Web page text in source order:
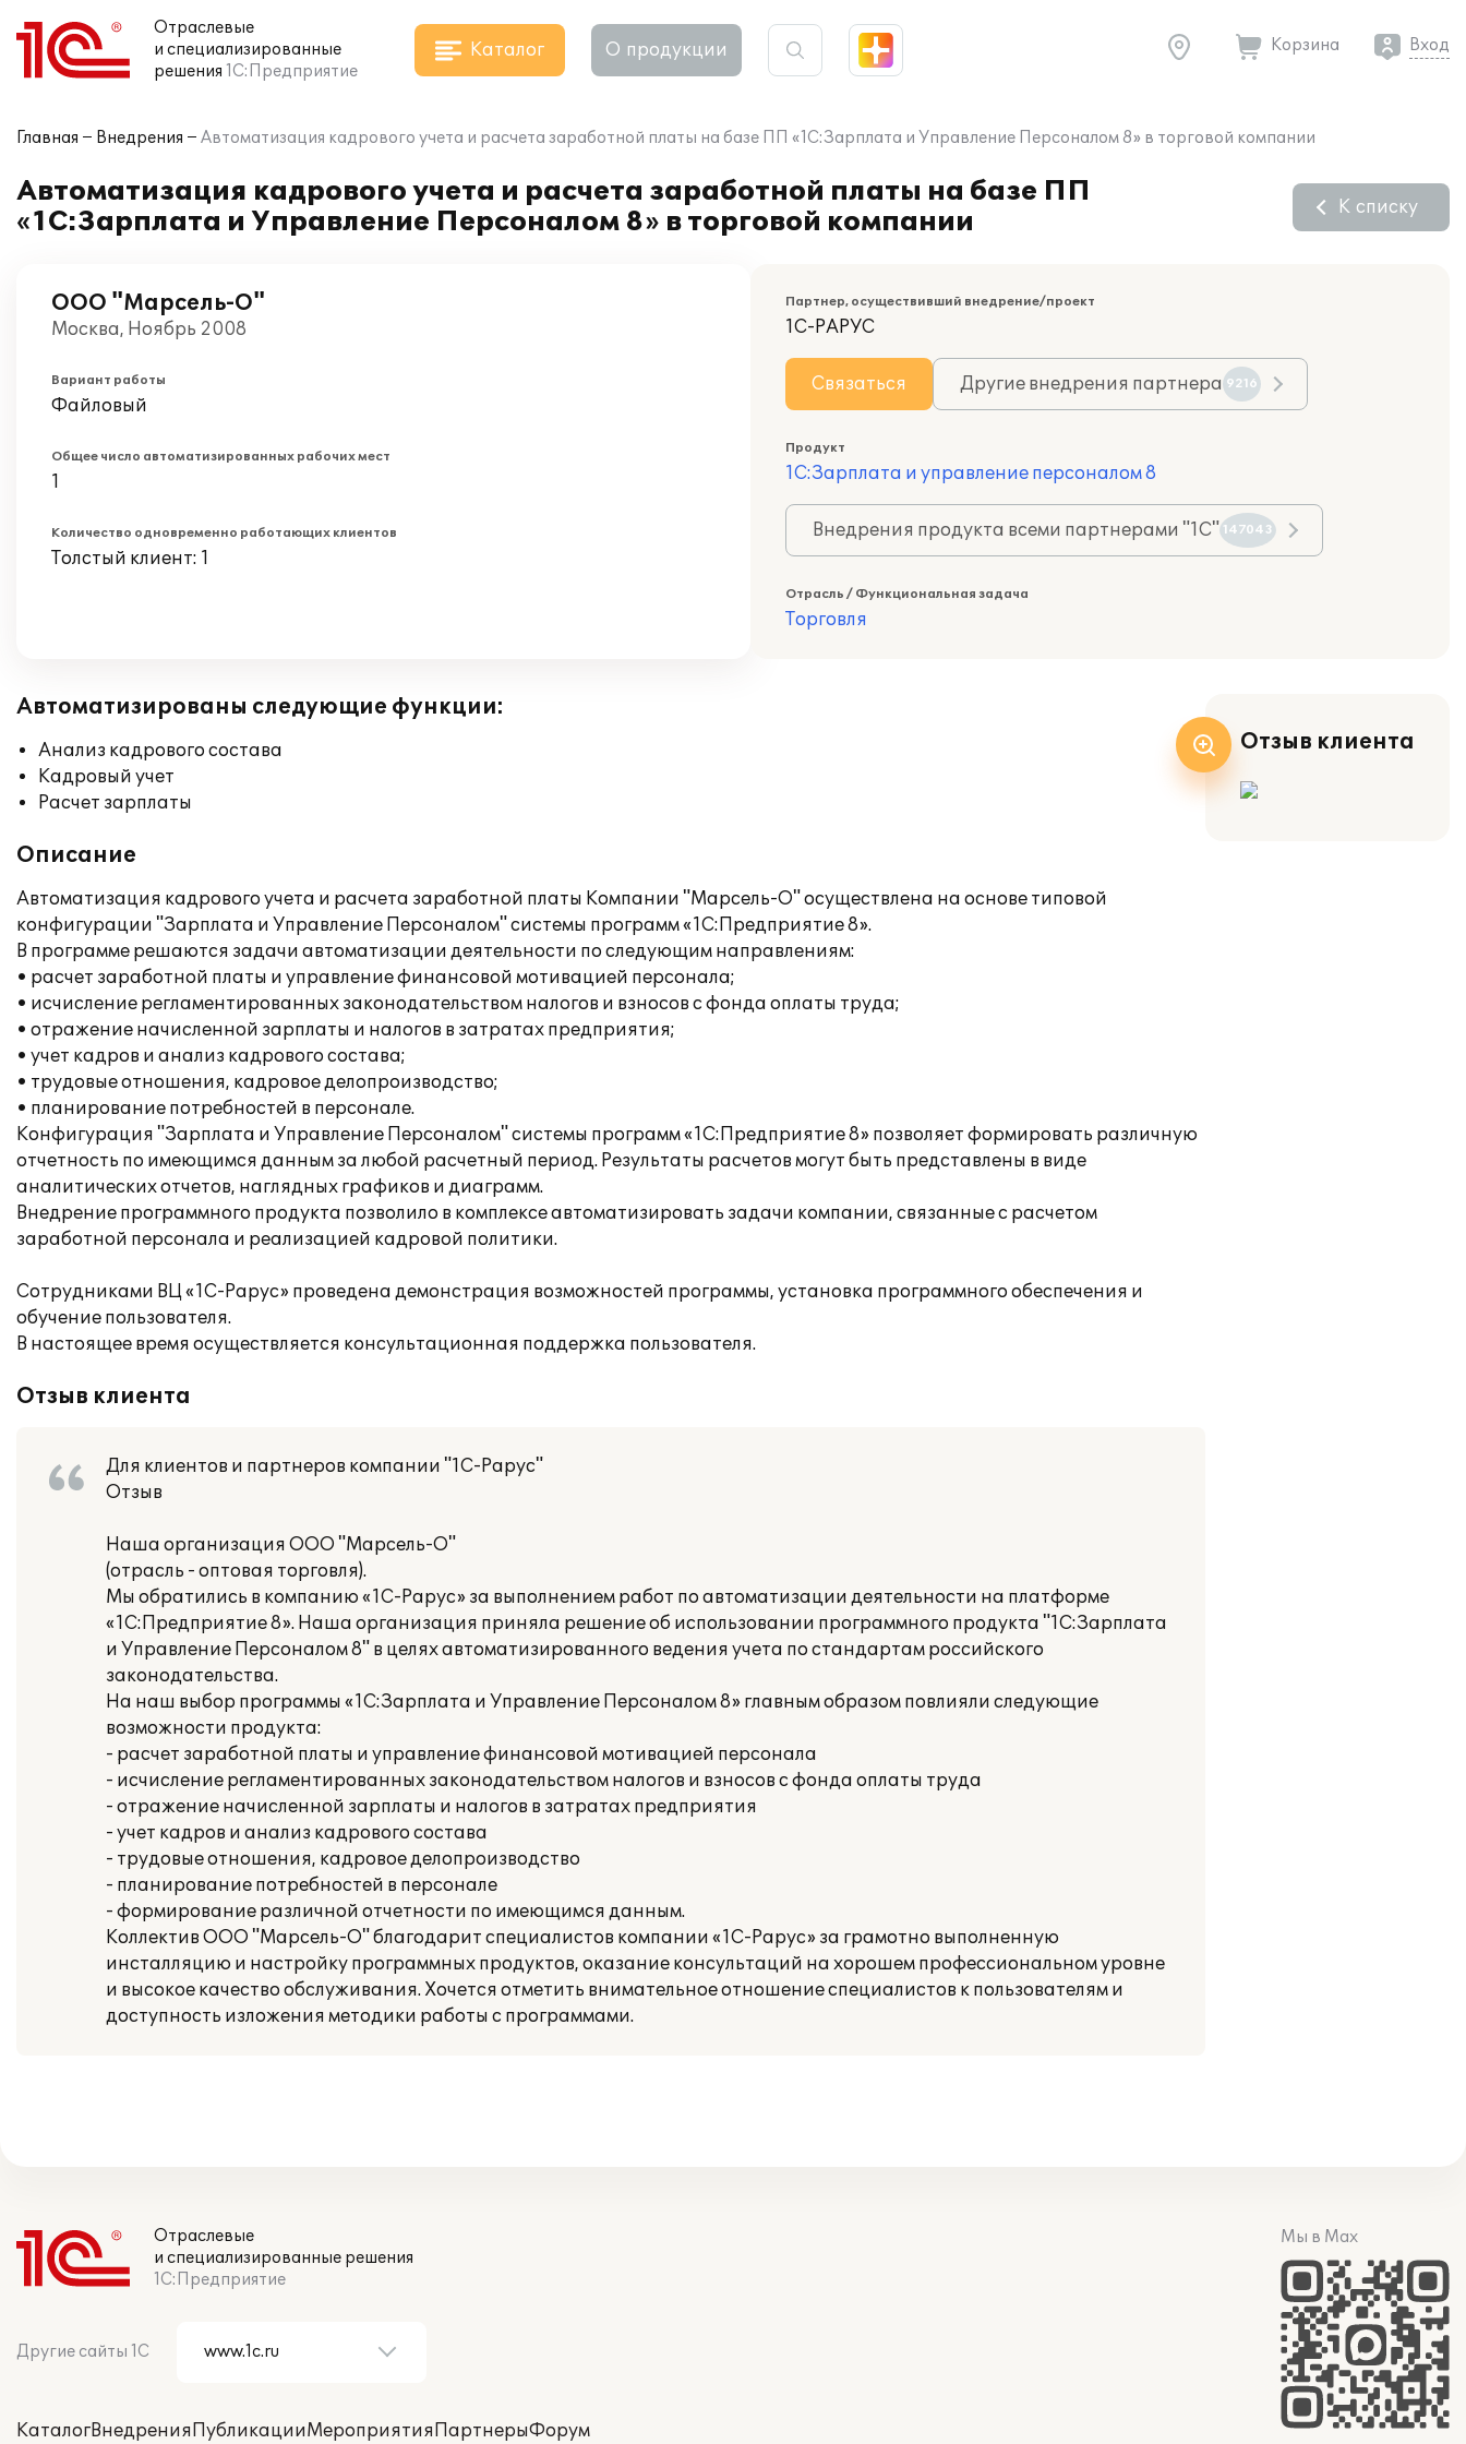
Отраслевые
и специализированные
решения 1С:Предприятие
Каталог О продукции Корзина Вход
Главная Внедрения Автоматизация кадрового учета и расчета заработной платы на базе ПП «1С:Зарплата и Управление Персоналом 8» в торговой компании
Автоматизация кадрового учета и расчета заработной платы на базе ПП
«1С:Зарплата и Управление Персоналом 8» в торговой компании
К списку
ООО "Марсель-О"
Москва, Ноябрь 2008
Вариант работы
Файловый
Общее число автоматизированных рабочих мест
1
Количество одновременно работающих клиентов
Толстый клиент: 1
Партнер, осуществивший внедрение/проект
1С-РАРУС
Связаться Другие внедрения партнера 9216
Продукт
1С:Зарплата и управление персоналом 8
Внедрения продукта всеми партнерами "1С" 147043
Отрасль / Функциональная задача
Торговля
Автоматизированы следующие функции:
Анализ кадрового состава
Кадровый учет
Расчет зарплаты
Описание
Автоматизация кадрового учета и расчета заработной платы Компании "Марсель-О" осуществлена на основе типовой
конфигурации "Зарплата и Управление Персоналом" системы программ «1С:Предприятие 8».
В программе решаются задачи автоматизации деятельности по следующим направлениям:
• расчет заработной платы и управление финансовой мотивацией персонала;
• исчисление регламентированных законодательством налогов и взносов с фонда оплаты труда;
• отражение начисленной зарплаты и налогов в затратах предприятия;
• учет кадров и анализ кадрового состава;
• трудовые отношения, кадровое делопроизводство;
• планирование потребностей в персонале.
Конфигурация "Зарплата и Управление Персоналом" системы программ «1С:Предприятие 8» позволяет формировать различную
отчетность по имеющимся данным за любой расчетный период. Результаты расчетов могут быть представлены в виде
аналитических отчетов, наглядных графиков и диаграмм.
Внедрение программного продукта позволило в комплексе автоматизировать задачи компании, связанные с расчетом
заработной персонала и реализацией кадровой политики.
Сотрудниками ВЦ «1С-Рарус» проведена демонстрация возможностей программы, установка программного обеспечения и
обучение пользователя.
В настоящее время осуществляется консультационная поддержка пользователя.
Отзыв клиента
Для клиентов и партнеров компании "1С-Рарус"
Отзыв
Наша организация ООО "Марсель-О"
(отрасль - оптовая торговля).
Мы обратились в компанию «1С-Рарус» за выполнением работ по автоматизации деятельности на платформе
«1С:Предприятие 8». Наша организация приняла решение об использовании программного продукта "1С:Зарплата
и Управление Персоналом 8" в целях автоматизированного ведения учета по стандартам российского
законодательства.
На наш выбор программы «1С:Зарплата и Управление Персоналом 8» главным образом повлияли следующие
возможности продукта:
- расчет заработной платы и управление финансовой мотивацией персонала
- исчисление регламентированных законодательством налогов и взносов с фонда оплаты труда
- отражение начисленной зарплаты и налогов в затратах предприятия
- учет кадров и анализ кадрового состава
- трудовые отношения, кадровое делопроизводство
- планирование потребностей в персонале
- формирование различной отчетности по имеющимся данным.
Коллектив ООО "Марсель-О" благодарит специалистов компании «1С-Рарус» за грамотно выполненную
инсталляцию и настройку программных продуктов, оказание консультаций на хорошем профессиональном уровне
и высокое качество обслуживания. Хочется отметить внимательное отношение специалистов к пользователям и
доступность изложения методики работы с программами.
Отзыв клиента
Отраслевые
и специализированные решения
1С:Предприятие
Другие сайты 1С
КаталогВнедренияПубликацииМероприятияПартнерыФорум
Мы в Max